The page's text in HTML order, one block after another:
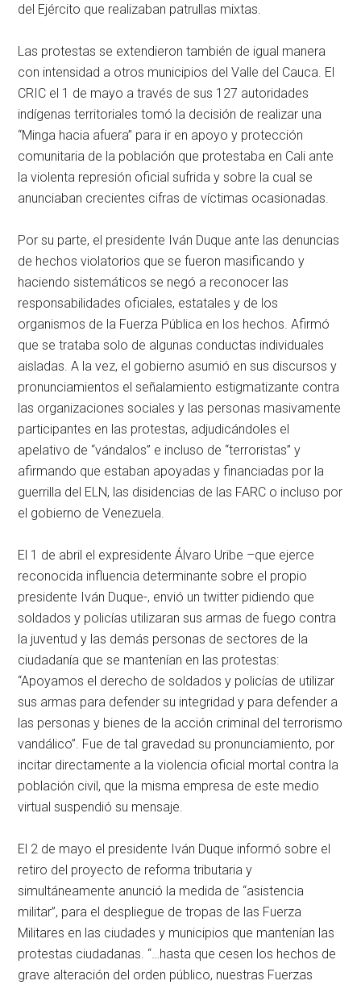
del Ejército que realizaban patrullas mixtas.
Las protestas se extendieron también de igual manera
con intensidad a otros municipios del Valle del Cauca. El
CRIC el 1 de mayo a través de sus 127 autoridades
indígenas territoriales tomó la decisión de realizar una
“Minga hacia afuera” para ir en apoyo y protección
comunitaria de la población que protestaba en Cali ante
la violenta represión oficial sufrida y sobre la cual se
anunciaban crecientes cifras de víctimas ocasionadas.
Por su parte, el presidente Iván Duque ante las denuncias
de hechos violatorios que se fueron masificando y
haciendo sistemáticos se negó a reconocer las
responsabilidades oficiales, estatales y de los
organismos de la Fuerza Pública en los hechos. Afirmó
que se trataba solo de algunas conductas individuales
aisladas. A la vez, el gobierno asumió en sus discursos y
pronunciamientos el señalamiento estigmatizante contra
las organizaciones sociales y las personas masivamente
participantes en las protestas, adjudicándoles el
apelativo de “vándalos” e incluso de “terroristas” y
afirmando que estaban apoyadas y financiadas por la
guerrilla del ELN, las disidencias de las FARC o incluso por
el gobierno de Venezuela.
El 1 de abril el expresidente Álvaro Uribe –que ejerce
reconocida influencia determinante sobre el propio
presidente Iván Duque-, envió un twitter pidiendo que
soldados y policías utilizaran sus armas de fuego contra
la juventud y las demás personas de sectores de la
ciudadanía que se mantenían en las protestas:
“Apoyamos el derecho de soldados y policías de utilizar
sus armas para defender su integridad y para defender a
las personas y bienes de la acción criminal del terrorismo
vandálico”. Fue de tal gravedad su pronunciamiento, por
incitar directamente a la violencia oficial mortal contra la
población civil, que la misma empresa de este medio
virtual suspendió su mensaje.
El 2 de mayo el presidente Iván Duque informó sobre el
retiro del proyecto de reforma tributaria y
simultáneamente anunció la medida de “asistencia
militar”, para el despliegue de tropas de las Fuerza
Militares en las ciudades y municipios que mantenían las
protestas ciudadanas. “…hasta que cesen los hechos de
grave alteración del orden público, nuestras Fuerzas